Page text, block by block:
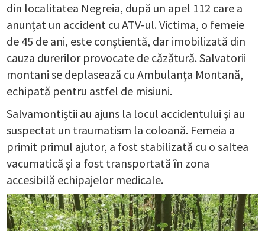
din localitatea Negreia, după un apel 112 care a
anunțat un accident cu ATV-ul. Victima, o femeie
de 45 de ani, este conștientă, dar imobilizată din
cauza durerilor provocate de căzătură. Salvatorii
montani se deplasează cu Ambulanța Montană,
echipată pentru astfel de misiuni.
Salvamontiștii au ajuns la locul accidentului și au
suspectat un traumatism la coloană. Femeia a
primit primul ajutor, a fost stabilizată cu o saltea
vacumatică și a fost transportată în zona
accesibilă echipajelor medicale.